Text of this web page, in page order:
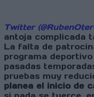
Twitter
antoja complicada
La falta de
programa
pasadas
pruebas muy
planea el inicio de